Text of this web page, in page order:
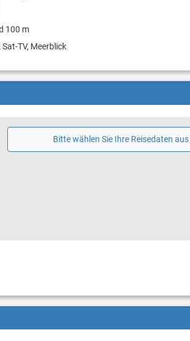
100 m
TV, Meerblick
Bitte wählen Sie Ihre Reisedaten aus